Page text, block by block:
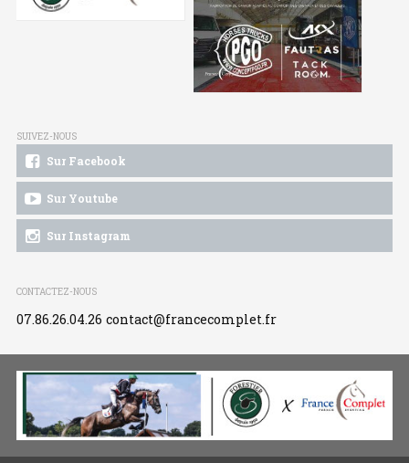
SUIVEZ-NOUS
Sur Facebook
Sur Youtube
Sur Instagram
CONTACTEZ-NOUS
07.86.26.04.26 contact@francecomplet.fr